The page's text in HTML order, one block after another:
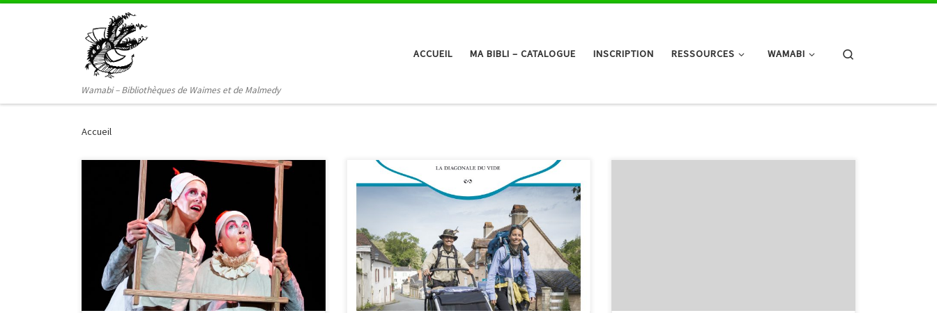
Wamabi – Bibliothèques de Waimes et de Malmedy
ACCUEIL MA BIBLI – CATALOGUE INSCRIPTION RESSOURCES WAMABI
Accueil
La fin de l’année scolaire approche à grands pour
laisser place à l’été et au doux temps des vacances.
C’est le moment idéal pour revenir en mots et en
images sur un printemps placé sous le signe du
théâtre. Les élèves des écoles maternelles et
primaires de la Commune de […]
Et si une simple marche pouvait changer une vie ? Cet
été, Justine et Romain Brès font étape à Malmedy le
dimanche 19 juillet dans le cadre de leur « diagonale
du livre », un périple qui les ramène sur les chemins
empruntés lors de leur incroyable traversée de la […]